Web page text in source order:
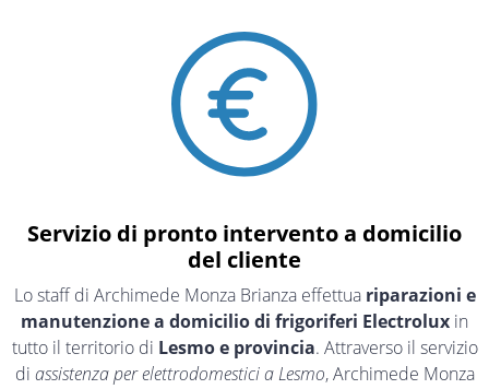
Servizio di pronto intervento a domicilio
del cliente
Lo staff di Archimede Monza Brianza effettua riparazioni e
manutenzione a domicilio di frigoriferi Electrolux in
tutto il territorio di Lesmo e provincia. Attraverso il servizio
di assistenza per elettrodomestici a Lesmo, Archimede Monza